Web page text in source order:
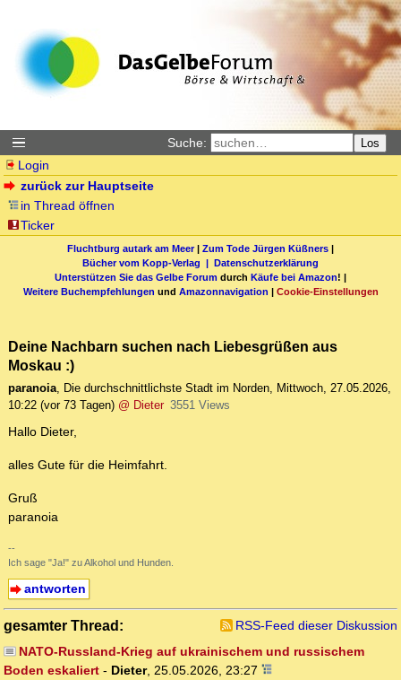
Suche: Los
Login
zurück zur Hauptseite
in Thread öffnen
Ticker
Fluchtburg autark am Meer| Zum Tode Jürgen Küßners |
Bücher vom Kopp-Verlag | Datenschutzerklärung
Unterstützen Sie das Gelbe Forum durch Käufe bei Amazon! |
Weitere Buchempfehlungen und Amazonnavigation | Cookie-Einstellungen
Deine Nachbarn suchen nach Liebesgrüßen aus
Moskau :)
paranoia, Die durchschnittlichste Stadt im Norden, Mittwoch, 27.05.2026,
10:22 (vor 73 Tagen) @ Dieter 3551 Views
Hallo Dieter,
alles Gute für die Heimfahrt.
Gruß
paranoia
--
Ich sage "Ja!" zu Alkohol und Hunden.
antworten
gesamter Thread:
RSS-Feed dieser Diskussion
NATO-Russland-Krieg auf ukrainischem und russischem
Boden eskaliert - Dieter, 25.05.2026, 23:27